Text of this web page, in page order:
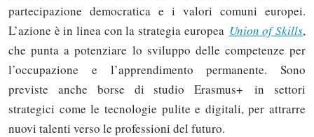
partecipazione democratica e i valori comuni europei.
L’azione è in linea con la strategia europea Union of Skills,
che punta a potenziare lo sviluppo delle competenze per
l’occupazione e l’apprendimento permanente. Sono
previste anche borse di studio Erasmus+ in settori
strategici come le tecnologie pulite e digitali, per attrarre
nuovi talenti verso le professioni del futuro.